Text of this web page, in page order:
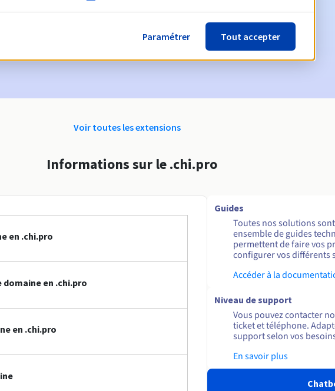
pour notification de la suspension du nom de domaine
de rédemption pour notification de la suppression du nom de domaine
Voir toutes les extensions
Informations sur le .chi.pro
en .chi.pro
en .chi.pro
en .chi.pro
Guides
Toutes nos solutions
ensemble de guides
permettent de faire vos
configurer vos différents
Accéder à la
Niveau de support
Vous pouvez contacter
ticket et téléphone.
support selon vos
En savoir plus
Paramétrer Tout accepter